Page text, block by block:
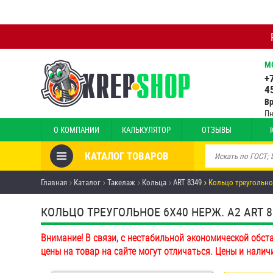
О КОМПАНИИ КАЛЬКУЛЯТОР ОТЗЫВЫ
КАТАЛОГ ТОВАРОВ
Товары со скидкой
Анкеры
Антивандальный крепёж,
инструмент
Болты и винты
Главная Каталог Такелаж Кольца ART 8349 Кольцо
КОЛЬЦО ТРЕУГОЛЬНОЕ 6Х40 НЕРЖ. А2 ART
Внимание! В связи, с нестабильной экономической
цены на товар на сайте могут отличаться. Цены и